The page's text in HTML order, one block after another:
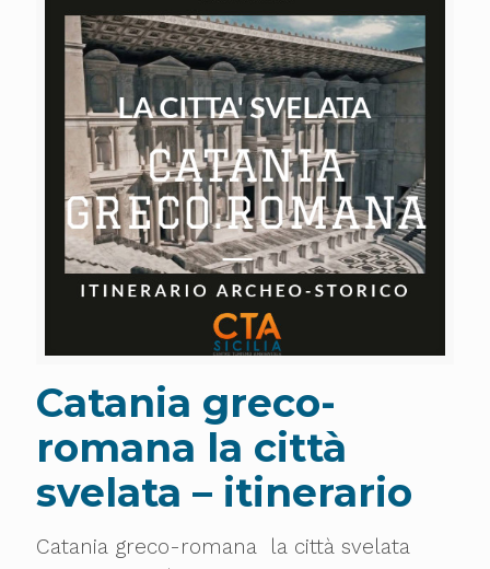
Catania greco-
romana la città
svelata – itinerario
Catania greco-romana la città svelata